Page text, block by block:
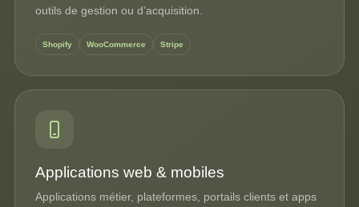
outils de gestion ou d’acquisition.
Shopify WooCommerce Stripe
Applications web & mobiles
Applications métier, plateformes, portails clients et apps